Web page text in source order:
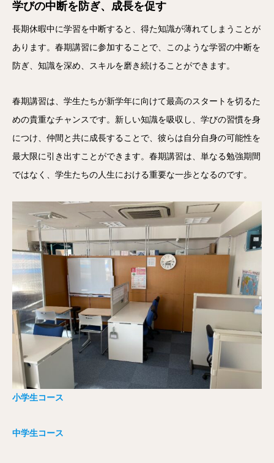
学びの中断を防ぎ、成長を促す
長期休暇中に学習を中断すると、得た知識が薄れてしまうことが
あります。春期講習に参加することで、このような学習の中断を
防ぎ、知識を深め、スキルを磨き続けることができます。
春期講習は、学生たちが新学年に向けて最高のスタートを切るた
めの貴重なチャンスです。新しい知識を吸収し、学びの習慣を身
につけ、仲間と共に成長することで、彼らは自分自身の可能性を
最大限に引き出すことができます。春期講習は、単なる勉強期間
ではなく、学生たちの人生における重要な一歩となるのです。
小学生コース
中学生コース